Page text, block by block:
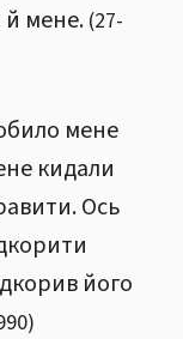
й мене. (27-
мене
кидали
Ось
його
)